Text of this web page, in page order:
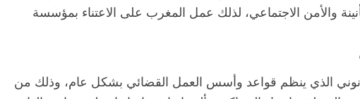
والأمن الاجتماعي، لذلك عمل المغرب على الاعتناء بمؤسسة
الذي ينظم قواعد وأسس العمل القضائي بشكل عام، وذلك من